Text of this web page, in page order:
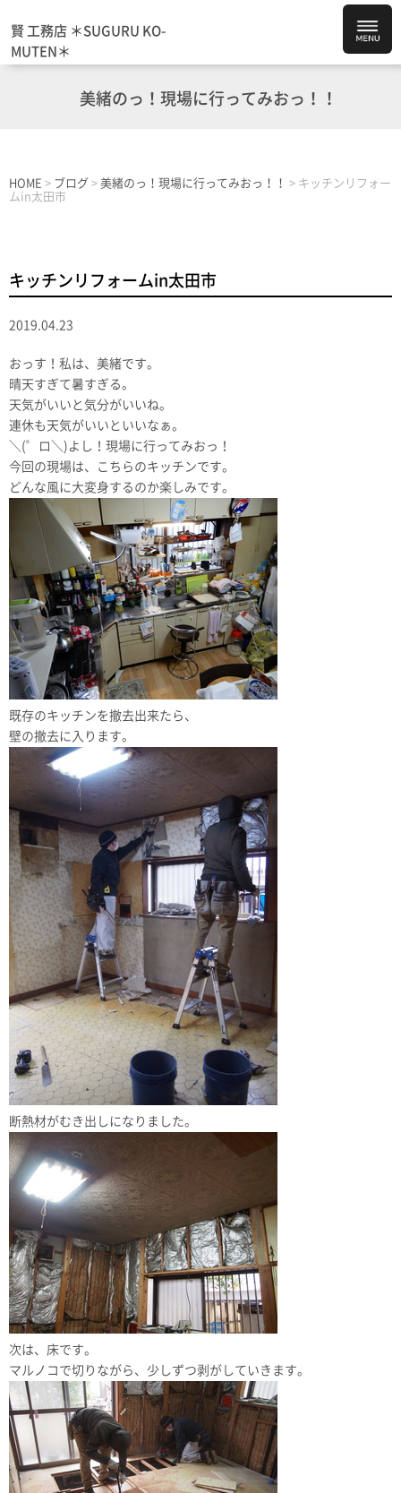
賢 工務店 ＊SUGURU KO-
MUTEN＊
美緒のっ！現場に行ってみおっ！！
HOME > ブログ > 美緒のっ！現場に行ってみおっ！！ > キッチンリフォー
ムin太田市
キッチンリフォームin太田市
2019.04.23
おっす！私は、美緒です。
晴天すぎて暑すぎる。
天気がいいと気分がいいね。
連休も天気がいいといいなぁ。
＼(゜ロ＼)よし！現場に行ってみおっ！
今回の現場は、こちらのキッチンです。
どんな風に大変身するのか楽しみです。
既存のキッチンを撤去出来たら、
壁の撤去に入ります。
断熱材がむき出しになりました。
次は、床です。
マルノコで切りながら、少しずつ剥がしていきます。